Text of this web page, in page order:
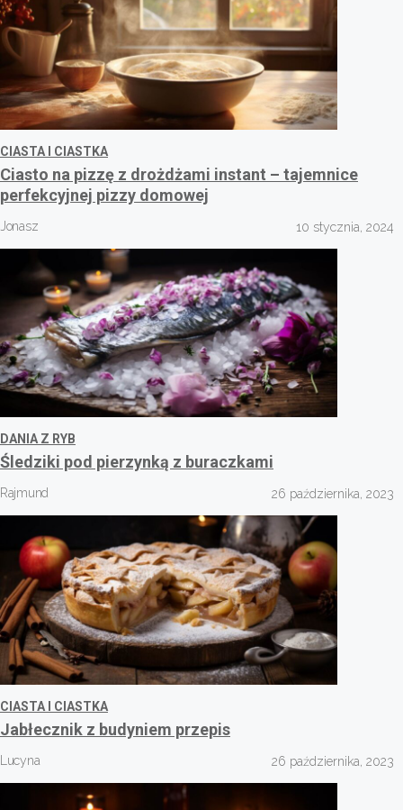
CIASTA I CIASTKA
Ciasto na pizzę z drożdżami instant – tajemnice
perfekcyjnej pizzy domowej
Jonasz 10 stycznia, 2024
DANIA Z RYB
Śledziki pod pierzynką z buraczkami
Rajmund 26 października, 2023
CIASTA I CIASTKA
Jabłecznik z budyniem przepis
Lucyna 26 października, 2023